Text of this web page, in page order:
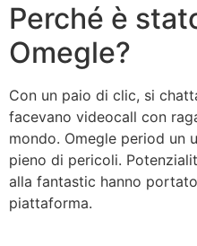
Perché è
Omegle?
Con un paio di clic, si
facevano videocall con
mondo. Omegle period un
pieno di pericoli.
alla fantastic hanno
piattaforma.